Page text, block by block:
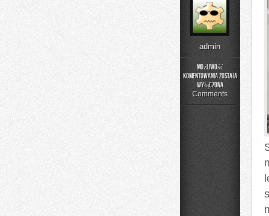
admin
Możliwość
komentowania
Podstawy
Matematyki
została
wyłączona
Comments